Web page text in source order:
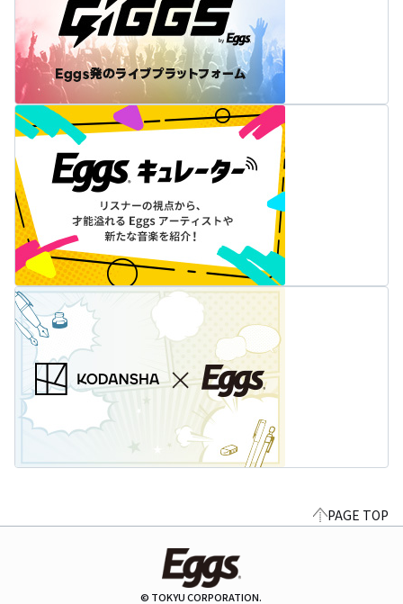
PAGE TOP
© TOKYU CORPORATION.